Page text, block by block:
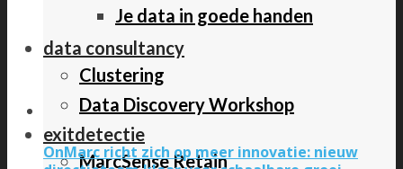
Je data in goede handen
data consultancy
Clustering
Data Discovery Workshop
exitdetectie
MarcSense Retain
OnMarc richt zich op meer innovatie: nieuw